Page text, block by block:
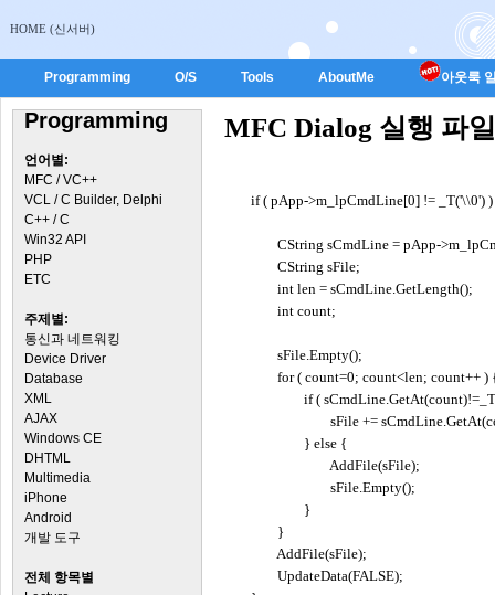
HOME (신서버)
Programming O/S Tools AboutMe 아웃룩
Programming
언어별:
MFC / VC++
VCL / C Builder, Delphi
C++ / C
Win32 API
PHP
ETC
주제별:
통신과 네트워킹
Device Driver
Database
XML
AJAX
Windows CE
DHTML
Multimedia
iPhone
Android
개발 도구
전체 항목별
MFC Dialog 실행 파
if ( pApp->m_lpCmdLine[0] != _T('\\0')
CString sCmdLine = pApp-
CString sFile;
int len = sCmdLine.GetLength();
int count;
sFile.Empty();
for ( count=0; count<len; count++ )
if (
sFile +=
} else {
AddFile(sFile);
sFile.Empty();
}
}
AddFile(sFile);
UpdateData(FALSE);